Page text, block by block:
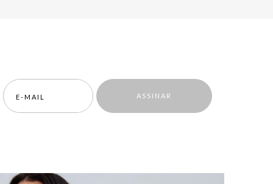
ASSINAR